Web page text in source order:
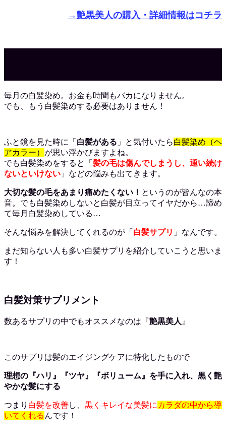
→艶黒美人の購入・詳細情報はコチラ
毎月の白髪染め。お金も時間もバカになりません。
でも、もう白髪染めする必要はありません！
ふと鏡を見た時に「 白髪がある 」と気付いたら白髪染め（ヘ
アカラー） が思い浮かびますよね。
でも白髪染めをすると「 髪の毛は傷んでしまうし、通い続け
ないといけない 」などの悩みも出てきます。
大切な髪の毛をあまり痛めたくない！ というのが皆んなの本
音。でも白髪染めしないと白髪が目立ってイヤだから…諦め
て毎月白髪染めしている…
そんな悩みを解決してくれるのが「 白髪サプリ 」なんです。
まだ知らない人も多い白髪サプリを紹介していこうと思いま
す！
白髪対策サプリメント
数あるサプリの中でもオススメなのは『艶黒美人 』
このサプリは髪のエイジングケアに特化したもので
理想の『ハリ』『ツヤ』『ボリューム』を手に入れ、黒く艶
やかな髪にする
つまり 白髪を改善し、 黒くキレイな美髪に カラダの中から導
いてくれる んです！